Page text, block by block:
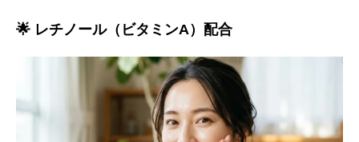
🌟 レチノール（ビタミンA）配合